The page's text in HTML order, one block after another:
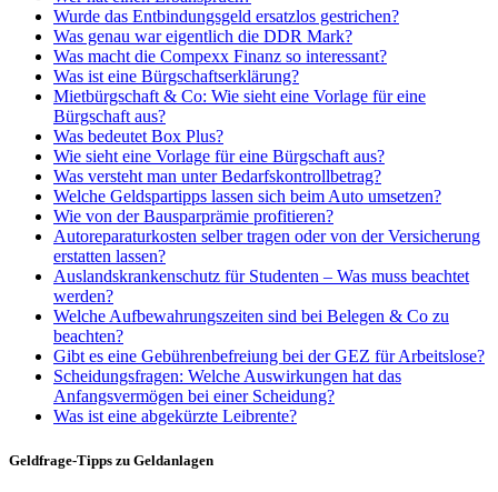
Wurde das Entbindungsgeld ersatzlos gestrichen?
Was genau war eigentlich die DDR Mark?
Was macht die Compexx Finanz so interessant?
Was ist eine Bürgschaftserklärung?
Mietbürgschaft & Co: Wie sieht eine Vorlage für eine
Bürgschaft aus?
Was bedeutet Box Plus?
Wie sieht eine Vorlage für eine Bürgschaft aus?
Was versteht man unter Bedarfskontrollbetrag?
Welche Geldspartipps lassen sich beim Auto umsetzen?
Wie von der Bausparprämie profitieren?
Autoreparaturkosten selber tragen oder von der Versicherung
erstatten lassen?
Auslandskrankenschutz für Studenten – Was muss beachtet
werden?
Welche Aufbewahrungszeiten sind bei Belegen & Co zu
beachten?
Gibt es eine Gebührenbefreiung bei der GEZ für Arbeitslose?
Scheidungsfragen: Welche Auswirkungen hat das
Anfangsvermögen bei einer Scheidung?
Was ist eine abgekürzte Leibrente?
Geldfrage-Tipps zu Geldanlagen